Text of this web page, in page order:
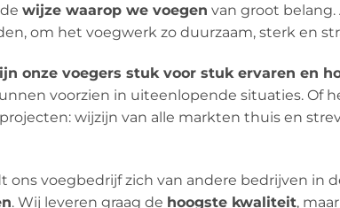
wijze waarop we voegen van groot
om het voegwerk zo duurzaam, sterk en
onze voegers stuk voor stuk ervaren en
voorzien in uiteenlopende situaties. Of
wijzijn van alle markten thuis en
ons voegbedrijf zich van andere bedrijven in
. Wij leveren graag de hoogste kwaliteit,